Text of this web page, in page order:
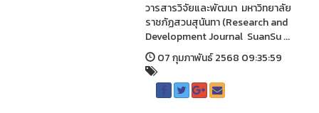
วารสารวิจัยและพัฒนา มหาวิทยาลัย
ราชภัฏสวนสุนันทา (Research and
Development Journal SuanSu ...
07 กุมภาพันธ์ 2568 09:35:59